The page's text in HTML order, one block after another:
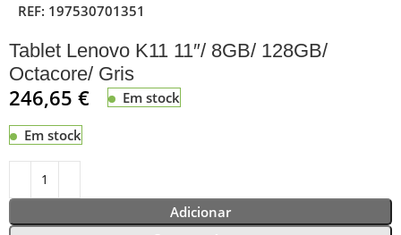
REF: 197530701351
Tablet Lenovo K11 11″/ 8GB/ 128GB/
Octacore/ Gris
246,65€ Em stock
Em stock
Adicionar